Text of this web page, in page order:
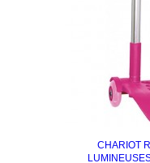
CHARIOT